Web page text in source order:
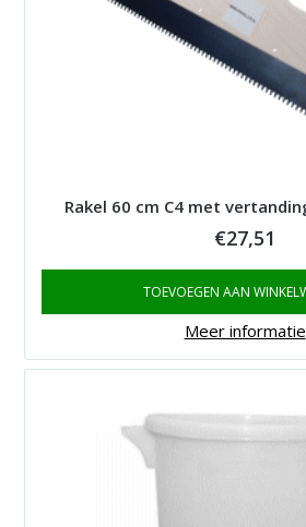
Rakel 60 cm C4 met
€27,51
TOEVOEGEN AAN
Meer informatie